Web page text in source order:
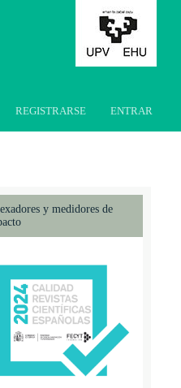
REGISTRARSE ENTRAR
y medidores de